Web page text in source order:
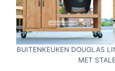
BUITENKEUKEN DOUGLAS
MET